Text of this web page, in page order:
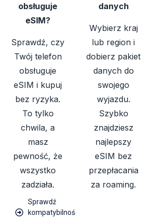
obsługuje
eSIM?
Sprawdź, czy
Twój telefon
obsługuje
eSIM i kupuj
bez ryzyka.
To tylko
chwila, a
masz
pewność, że
wszystko
zadziała.
Sprawdź
kompatybilność
danych
Wybierz kraj
lub region i
dobierz pakiet
danych do
swojego
wyjazdu.
Szybko
znajdziesz
najlepszy
eSIM bez
przepłacania
za roaming.